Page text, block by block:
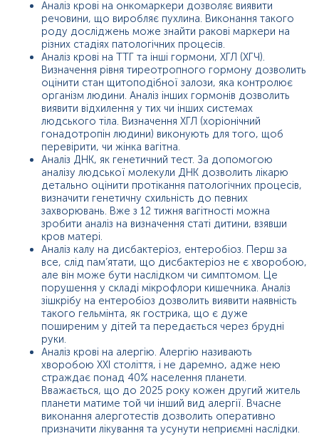
Аналіз крові на онкомаркери дозволяє виявити
речовини, що виробляє пухлина. Виконання такого
роду досліджень може знайти ракові маркери на
різних стадіях патологічних процесів.
Аналіз крові на ТТГ та інші гормони, ХГЛ (ХГЧ).
Визначення рівня тиреотропного гормону дозволить
оцінити стан щитоподібної залози, яка контролює
організм людини. Аналіз інших гормонів дозволить
виявити відхилення у тих чи інших системах
людського тіла. Визначення ХГЛ (хоріонічний
гонадотропін людини) виконують для того, щоб
перевірити, чи жінка вагітна.
Аналіз ДНК, як генетичний тест. За допомогою
аналізу людської молекули ДНК дозволить лікарю
детально оцінити протікання патологічних процесів,
визначити генетичну схильність до певних
захворювань. Вже з 12 тижня вагітності можна
зробити аналіз на визначення статі дитини, взявши
кров матері.
Аналіз калу на дисбактеріоз, ентеробіоз. Перш за
все, слід пам’ятати, що дисбактеріоз не є хворобою,
але він може бути наслідком чи симптомом. Це
порушення у складі мікрофлори кишечника. Аналіз
зішкрібу на ентеробіоз дозволить виявити наявність
такого гельмінта, як гострика, що є дуже
поширеним у дітей та передається через брудні
руки.
Аналіз крові на алергію. Алергію називають
хворобою ХХІ століття, і не даремно, адже нею
страждає понад 40% населення планети.
Вважається, що до 2025 року кожен другий житель
планети матиме той чи інший вид алергії. Вчасне
виконання алерготестів дозволить оперативно
призначити лікування та усунути неприємні наслідки.